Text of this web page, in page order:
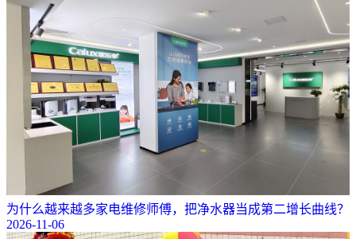
为什么越来越多家电维修师傅，把净水器当成第二增长曲线？
2026-11-06